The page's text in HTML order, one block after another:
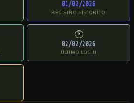
01/02/2026
REGISTRO HISTÓRICO
🕐
02/02/2026
ÚLTIMO LOGIN